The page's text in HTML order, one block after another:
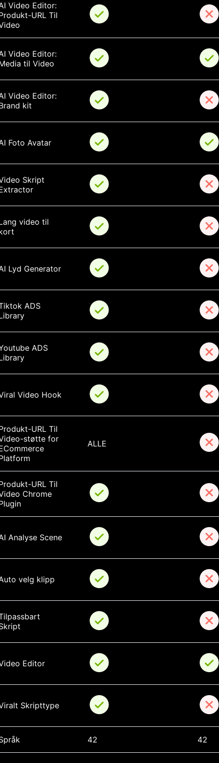
Video Editor:
URL Til
Video Editor:
til Video
Video Editor:
kit
Foto Avatar
Skript
video til
Lyd Generator
ADS
ADS
Video Hook
URL Til
støtte for
ALLE
URL Til
Chrome
Analyse Scene
velg klipp
Editor
Skripttype
42 42